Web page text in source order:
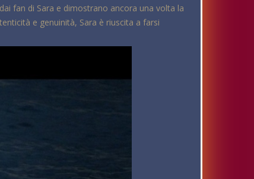
fan di Sara e dimostrano ancora una volta la
e genuinità, Sara è riuscita a farsi